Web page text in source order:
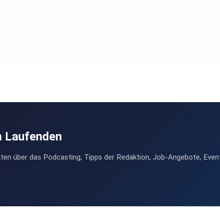
Laufenden
über das Podcasting, Tipps der Redaktion, Job-Angebote,